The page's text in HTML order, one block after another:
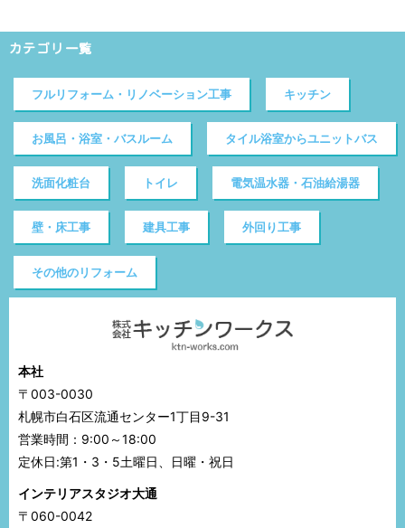
カテゴリ一覧
フルリフォーム・リノベーション工事 キッチン
お風呂・浴室・バスルーム タイル浴室からユニットバス
洗面化粧台 トイレ 電気温水器・石油給湯器
壁・床工事 建具工事 外回り工事
その他のリフォーム
本社
〒003-0030
札幌市白石区流通センター1丁目9-31
営業時間：9:00～18:00
定休日:第1・3・5土曜日、日曜・祝日
インテリアスタジオ大通
〒060-0042